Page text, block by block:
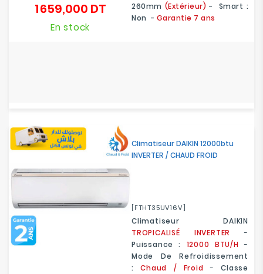
260mm (Extérieur) - Smart :
Non - Garantie 7 ans
1 659,000 DTPrix
En stock
Climatiseur DAIKIN 12000btu
INVERTER / CHAUD FROID
[FTHT35UV16V]
Climatiseur DAIKIN
TROPICALISÉ INVERTER
-
Puissance : 12000 BTU/H -
Mode De Refroidissement
:Chaud / Froid -Classe